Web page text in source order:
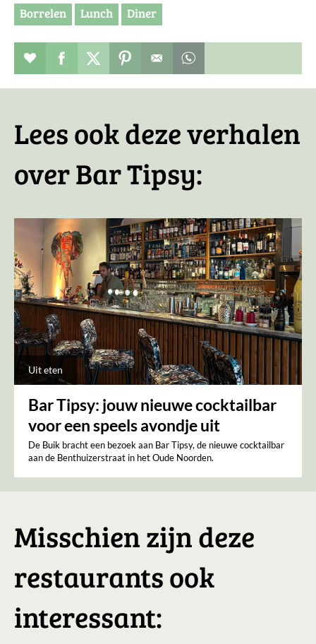
Borrelen Lunch Diner
Restaurant toevoegen aan favorieten
Deel dit op facebook
Deel dit op twitter
Deel dit op pinterest
Lees ook deze verhalen
over Bar Tipsy:
Uit eten
Bar Tipsy: jouw nieuwe cocktailbar
voor een speels avondje uit
De Buik bracht een bezoek aan Bar Tipsy, de nieuwe cocktailbar
aan de Benthuizerstraat in het Oude Noorden.
Misschien zijn deze
restaurants ook
interessant: